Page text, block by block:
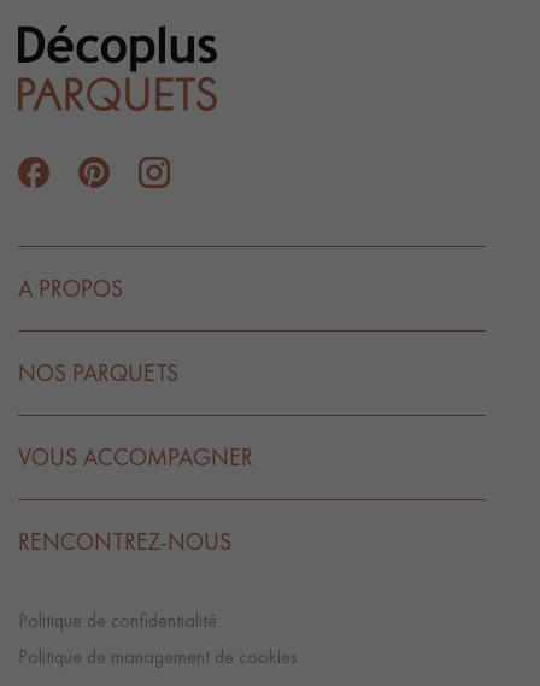
A PROPOS
NOS PARQUETS
VOUS ACCOMPAGNER
RENCONTREZ-NOUS
Politique de confidentialité
Politique de management de cookies